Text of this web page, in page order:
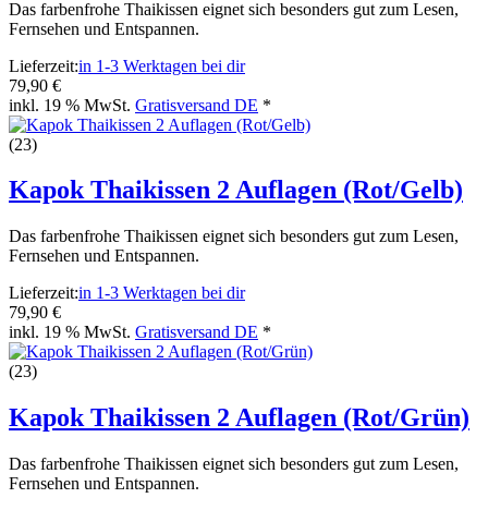
Das farbenfrohe Thaikissen eignet sich besonders gut zum Lesen,
Fernsehen und Entspannen.
Lieferzeit:in 1-3 Werktagen bei dir
79,90 €
inkl. 19 % MwSt. Gratisversand DE *
(23)
Kapok Thaikissen 2 Auflagen (Rot/Gelb)
Das farbenfrohe Thaikissen eignet sich besonders gut zum Lesen,
Fernsehen und Entspannen.
Lieferzeit:in 1-3 Werktagen bei dir
79,90 €
inkl. 19 % MwSt. Gratisversand DE *
(23)
Kapok Thaikissen 2 Auflagen (Rot/Grün)
Das farbenfrohe Thaikissen eignet sich besonders gut zum Lesen,
Fernsehen und Entspannen.